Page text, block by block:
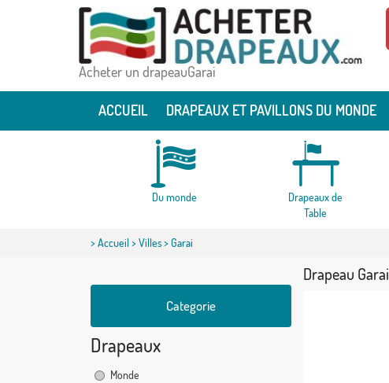
Acheter un drapeauGarai
ACCUEIL DRAPEAUX ET PAVILLONS DU MONDE
Du monde
Drapeaux de
Table
>Accueil>Villes> Garai
Categorie
Drapeaux
Monde
Drapeau Garai